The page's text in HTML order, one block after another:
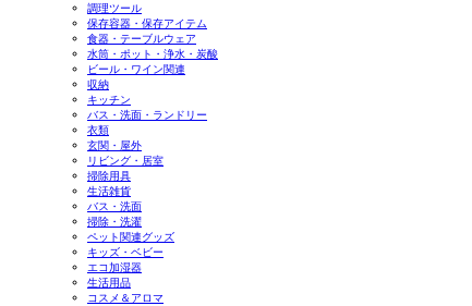
調理ツール
保存容器・保存アイテム
食器・テーブルウェア
水筒・ポット・浄水・炭酸
ビール・ワイン関連
収納
キッチン
バス・洗面・ランドリー
衣類
玄関・屋外
リビング・居室
掃除用具
生活雑貨
バス・洗面
掃除・洗濯
ペット関連グッズ
キッズ・ベビー
エコ加湿器
生活用品
コスメ＆アロマ